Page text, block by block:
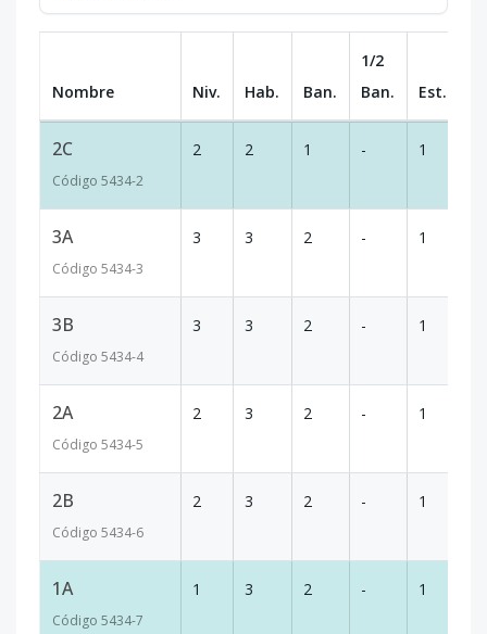
Nombre Niv. Hab. Ban.
1/2
Ban.
Est.
2C
Código 5434-2
2 2 1 - 1
3A
Código 5434-3
3 3 2 - 1
3B
Código 5434-4
3 3 2 - 1
2A
Código 5434-5
2 3 2 - 1
2B
Código 5434-6
2 3 2 - 1
1A
Código 5434-7
1 3 2 - 1